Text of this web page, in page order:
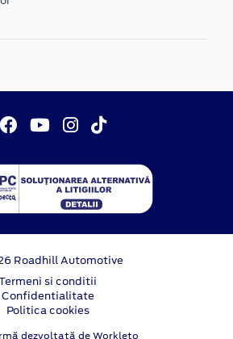
Roadhill Automotive
si conditii
Confidentialitate
Politica cookies
dezvoltată de Workleto